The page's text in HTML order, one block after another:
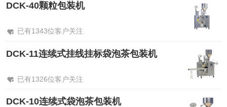
DCK-40颗粒包装机
已有1343位客户关注
DCK-11连续式挂线挂标袋泡茶包装机
已有1326位客户关注
DCK-10连续式袋泡茶包装机